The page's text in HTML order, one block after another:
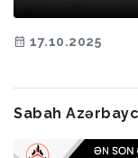
17.10.2025
Sabah